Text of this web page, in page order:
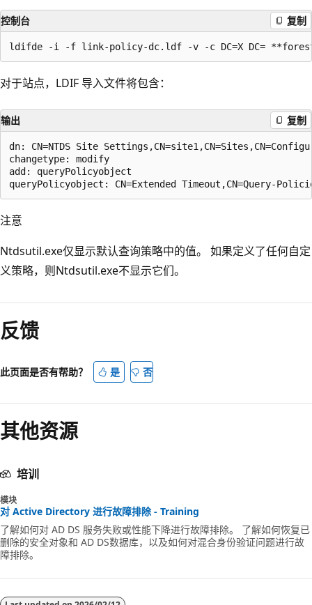
控制台 复制
对于站点，LDIF 导入文件将包含：
输出 复制
dn: CN=NTDS Site
changetype: modify
add: queryPolicyobject
注意
Ntdsutil.exe仅显示默认查询策略中的值。 如果定义了任何自定
义策略，则Ntdsutil.exe不显示它们。
反馈
此页面是否有帮助？ 是 否
其他资源
培训
模块
对 Active Directory 进行故障排除 - Training
了解如何对 AD DS 服务失败或性能下降进行故障排除。 了解如何恢复已
删除的安全对象和 AD DS数据库，以及如何对混合身份验证问题进行故
障排除。